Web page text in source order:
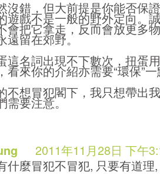
沒錯，但大前提是你能否保
遊戲不是一般的野外定向。
會把它拿走，反而會放更多
遠留在郊野。
這名詞出現不下數次，扭蛋
看來你的介紹亦需要“環保”
不想冒犯閣下，我只想帶出
需要注意。
2011年11月28日 下午
什麼冒犯不冒犯, 只要有道